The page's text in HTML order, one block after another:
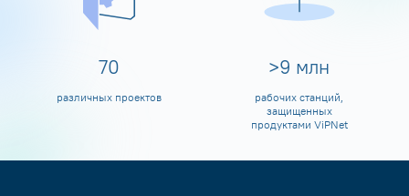
80
различных проектов
>10 млн
рабочих станций,
защищенных
продуктами ViPNet